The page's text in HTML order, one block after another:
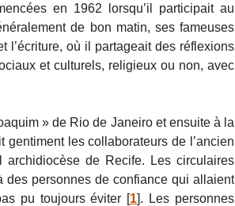
en 1962 lorsqu’il participait au
de bon matin, ses fameuses
l’écriture, où il partageait des réflexions
et culturels, religieux ou non, avec
» de Rio de Janeiro et ensuite à la
gentiment les collaborateurs de l’ancien
de Recife. Les circulaires
des personnes de confiance qui allaient
pu toujours éviter [1]. Les personnes